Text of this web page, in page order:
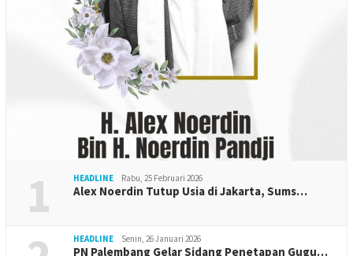
1 HEADLINE Rabu, 25 Februari 2026
Alex Noerdin Tutup Usia di Jakarta, Sums…
HEADLINE Senin, 26 Januari 2026
PN Palembang Gelar Sidang Penetapan Gugu…